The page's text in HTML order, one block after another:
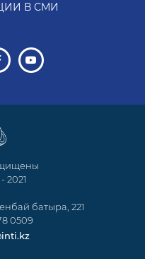
В СМИ
2021
батыра, 221
0509